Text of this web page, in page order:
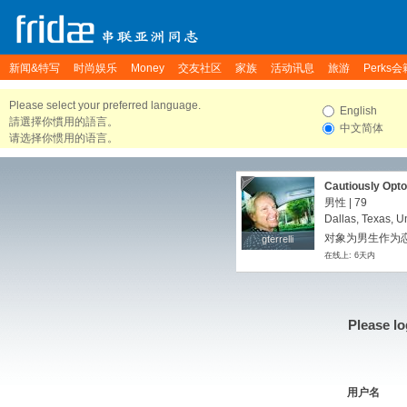
新闻&特写 时尚娱乐 Money 交友社区 家族 活动讯息 旅游 Perks会
Please select your preferred language.
請選擇你慣用的語言。
请选择你惯用的语言。
English
中文简体
gterrelli
gterrelli
Cautiously
男性 | 79
Dallas, Texas,
对象为男生作为
在线上: 6天内
Please
用户名